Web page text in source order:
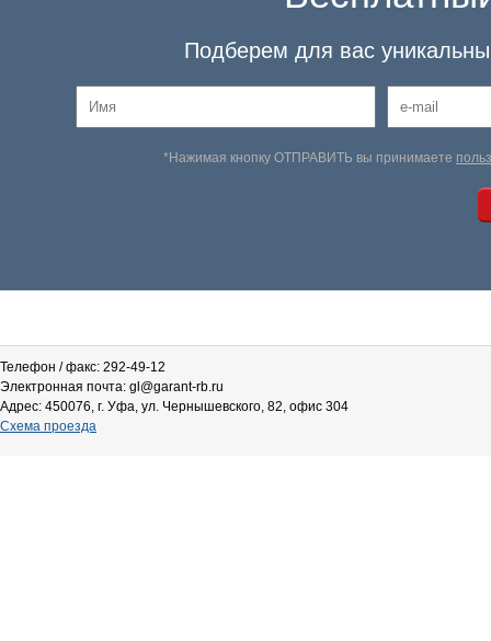
Подберем для вас
*Нажимая кнопку ОТПРАВИТЬ вы принимаете
Телефон / факс: 292-49-12
Электронная почта: gl@garant-rb.ru
Адрес: 450076, г. Уфа, ул. Чернышевского, 82, офис 304
Схема проезда